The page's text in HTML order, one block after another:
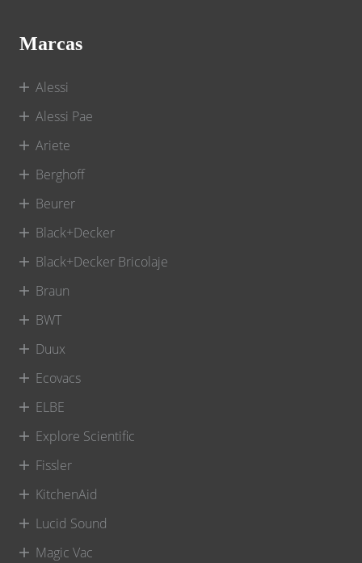
Marcas
Alessi
Alessi Pae
Ariete
Berghoff
Beurer
Black+Decker
Black+Decker Bricolaje
Braun
BWT
Duux
Ecovacs
ELBE
Explore Scientific
Fissler
KitchenAid
Lucid Sound
Magic Vac